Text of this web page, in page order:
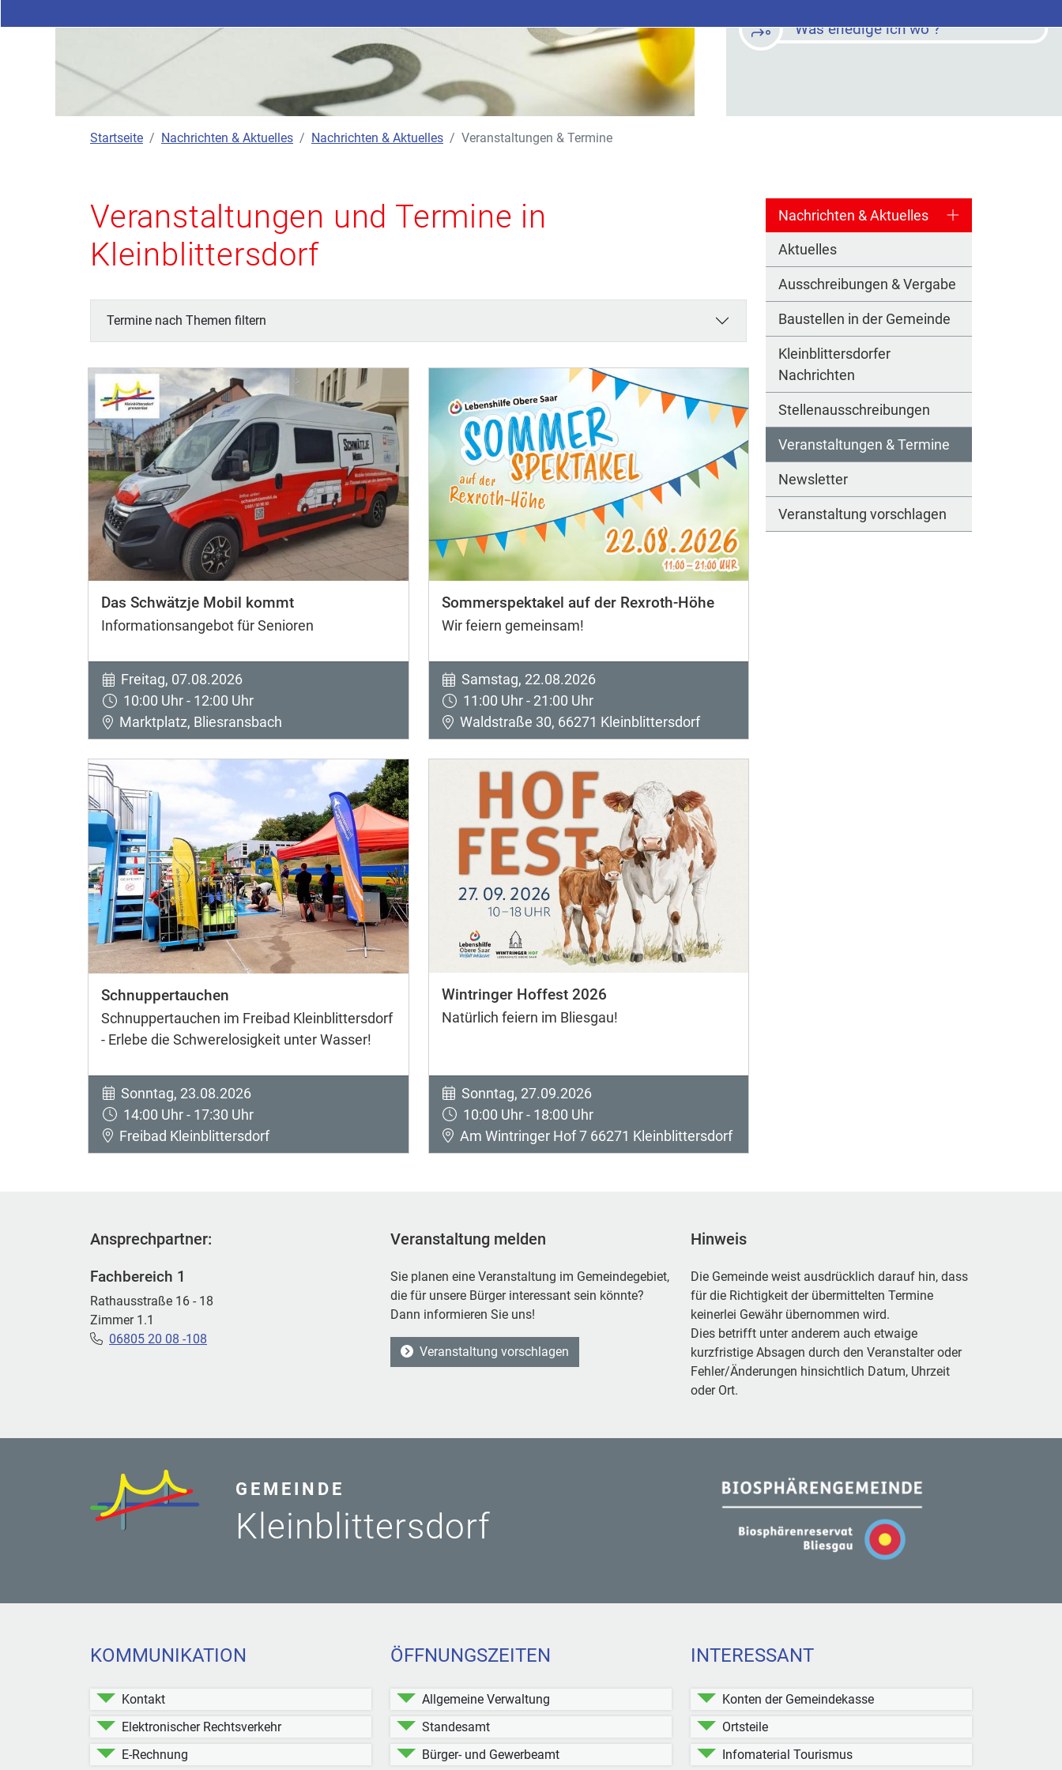
Was erledige ich wo ?
Startseite Nachrichten & Aktuelles Nachrichten & Aktuelles Veranstaltungen & Termine
Nachrichten & Aktuelles
Aktuelles
Ausschreibungen & Vergabe
Baustellen in der Gemeinde
Kleinblittersdorfer
Nachrichten
Stellenausschreibungen
Veranstaltungen & Termine
Newsletter
Veranstaltung vorschlagen
Veranstaltungen und Termine in
Kleinblittersdorf
Termine nach Themen filtern
Das Schwätzje Mobil kommt
Informationsangebot für Senioren
Freitag, 07.08.2026
10:00 Uhr - 12:00 Uhr
Marktplatz, Bliesransbach
Sommerspektakel auf der Rexroth-Höhe
Wir feiern gemeinsam!
Samstag, 22.08.2026
11:00 Uhr - 21:00 Uhr
Waldstraße 30, 66271 Kleinblittersdorf
Schnuppertauchen
Schnuppertauchen im Freibad Kleinblittersdorf
- Erlebe die Schwerelosigkeit unter Wasser!
Sonntag, 23.08.2026
14:00 Uhr - 17:30 Uhr
Freibad Kleinblittersdorf
Wintringer Hoffest 2026
Natürlich feiern im Bliesgau!
Sonntag, 27.09.2026
10:00 Uhr - 18:00 Uhr
Am Wintringer Hof 7 66271 Kleinblittersdorf
Ansprechpartner:
Fachbereich 1
Rathausstraße 16 - 18
Zimmer 1.1
06805 20 08 -108
Veranstaltung melden
Sie planen eine Veranstaltung im Gemeindegebiet,
die für unsere Bürger interessant sein könnte?
Dann informieren Sie uns!
Veranstaltung vorschlagen
Hinweis
Die Gemeinde weist ausdrücklich darauf hin, dass
für die Richtigkeit der übermittelten Termine
keinerlei Gewähr übernommen wird.
Dies betrifft unter anderem auch etwaige
kurzfristige Absagen durch den Veranstalter oder
Fehler/Änderungen hinsichtlich Datum, Uhrzeit
oder Ort.
GEMEINDE
Kleinblittersdorf
KOMMUNIKATION
Kontakt
Elektronischer Rechtsverkehr
E-Rechnung
ÖFFNUNGSZEITEN
Allgemeine Verwaltung
Standesamt
Bürger- und Gewerbeamt
INTERESSANT
Konten der Gemeindekasse
Ortsteile
Infomaterial Tourismus